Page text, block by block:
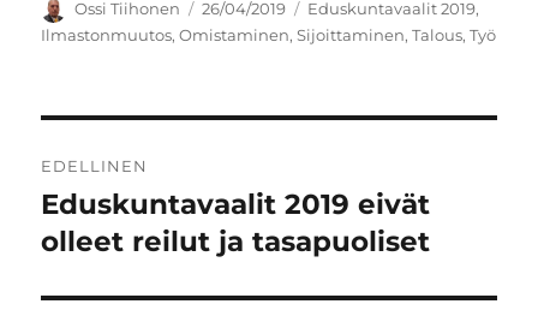
Kirjoittaja
Ossi Tiihonen Julkaistu
26/04/2019 Kategoriat
Eduskuntavaalit 2019,
Ilmastonmuutos,Omistaminen,Sijoittaminen,Talous,Työ
selaus
EDELLINEN
Edellinen
artikkeli:
Eduskuntavaalit 2019 eivät
olleet reilut ja tasapuoliset